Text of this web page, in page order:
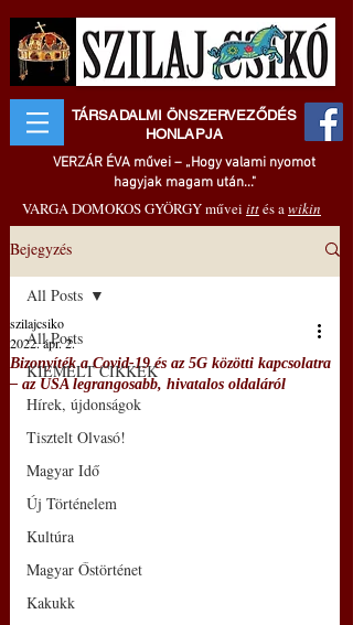
TÁRSADALMI ÖNSZERVEZŐDÉS
HONLAPJA
VERZÁR ÉVA művei – „Hogy valami nyomot
hagyjak magam után..."
VARGA DOMOKOS GYÖRGY művei ittés awikin
Bejegyzés
All Posts
KIEMELT CIKKEK
Hírek, újdonságok
Tisztelt Olvasó!
Magyar Idő
Új Történelem
Kultúra
Magyar Őstörténet
Kakukk
All Posts
Bizonyíték a Covid-19 és az 5G közötti kapcsolatra
– az USA legrangosabb, hivatalos oldaláról
szilajcsiko
2022. ápr. 2.